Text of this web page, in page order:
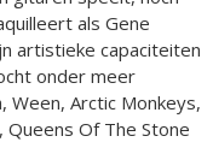
als Gene
artistieke capaciteiten
onder meer
Arctic Monkeys,
Queens Of The Stone